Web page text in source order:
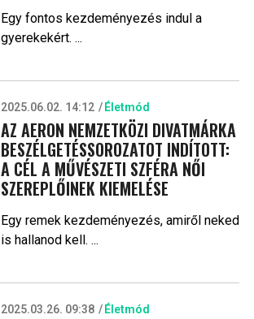
Egy fontos kezdeményezés indul a
gyerekekért. ...
2025.06.02. 14:12 Életmód
AZ AERON NEMZETKÖZI DIVATMÁRKA
BESZÉLGETÉSSOROZATOT INDÍTOTT:
A CÉL A MŰVÉSZETI SZFÉRA NŐI
SZEREPLŐINEK KIEMELÉSE
Egy remek kezdeményezés, amiről neked
is hallanod kell. ...
2025.03.26. 09:38 Életmód